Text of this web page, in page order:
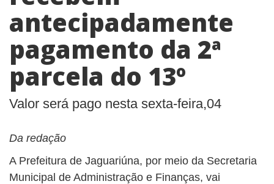
antecipadamente
pagamento da 2ª
parcela do 13º
Valor será pago nesta sexta-feira,04
Da redação
A Prefeitura de Jaguariúna, por meio da Secretaria
Municipal de Administração e Finanças, vai